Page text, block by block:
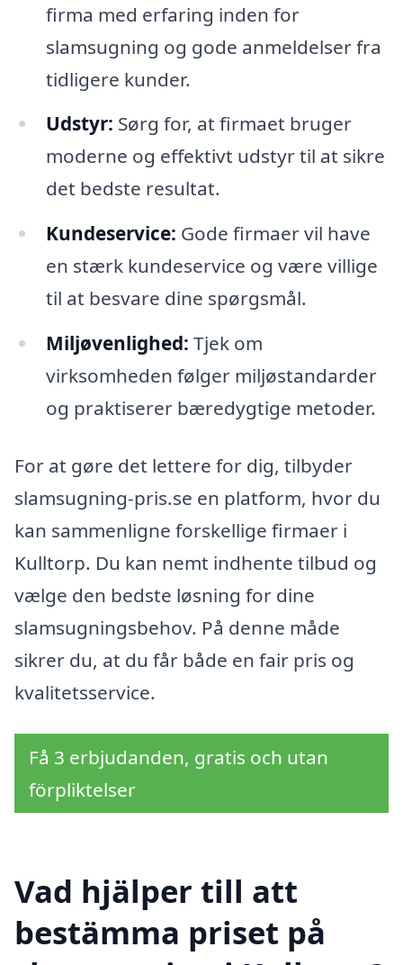
firma med erfaring inden for
slamsugning og gode anmeldelser fra
tidligere kunder.
Udstyr: Sørg for, at firmaet bruger
moderne og effektivt udstyr til at sikre
det bedste resultat.
Kundeservice: Gode firmaer vil have
en stærk kundeservice og være villige
til at besvare dine spørgsmål.
Miljøvenlighed: Tjek om
virksomheden følger miljøstandarder
og praktiserer bæredygtige metoder.
For at gøre det lettere for dig, tilbyder
slamsugning-pris.se en platform, hvor du
kan sammenligne forskellige firmaer i
Kulltorp. Du kan nemt indhente tilbud og
vælge den bedste løsning for dine
slamsugningsbehov. På denne måde
sikrer du, at du får både en fair pris og
kvalitetsservice.
Få 3 erbjudanden, gratis och utan
förpliktelser
Vad hjälper till att
bestämma priset på